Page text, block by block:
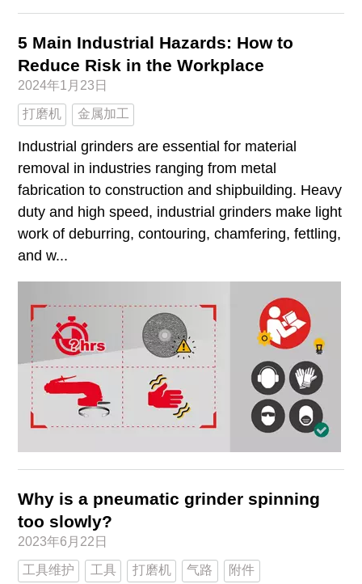
5 Main Industrial Hazards: How to
Reduce Risk in the Workplace
2024年1月23日
打磨机 金属加工
Industrial grinders are essential for material
removal in industries ranging from metal
fabrication to construction and shipbuilding. Heavy
duty and high speed, industrial grinders make light
work of deburring, contouring, chamfering, fettling,
and w...
Why is a pneumatic grinder spinning
too slowly?
2023年6月22日
工具维护 工具 打磨机 气路 附件